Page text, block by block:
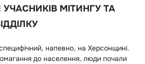
МІТИНГУ ТА
напевно, на Херсонщині.
до населення, люди почали